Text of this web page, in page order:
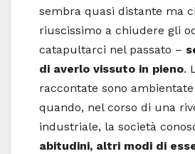
sembra quasi distante ma
riuscissimo a chiudere gli
catapultarci nel passato –
di averlo vissuto in pieno.
raccontate sono ambientate
quando, nel corso di una
industriale, la società
abitudini, altri modi di